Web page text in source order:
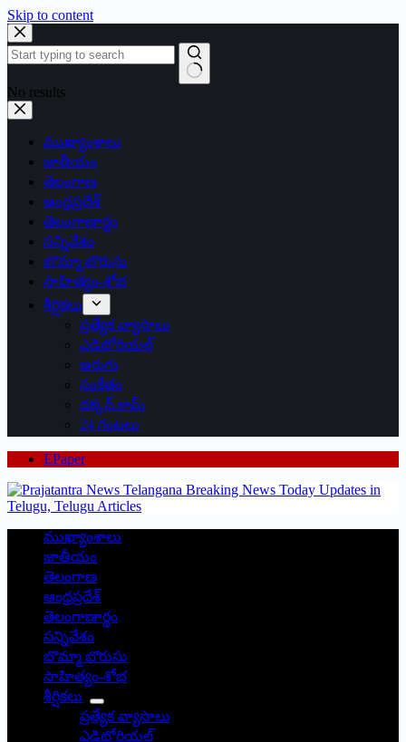
Skip to content
No results
ముఖ్యాంశాలు
జాతీయం
తెలంగాణ
ఆంధ్రప్రదేశ్
తెలంగాణార్థం
సన్నివేశం
బొమ్మా బొరుసు
సాహిత్యం-శోభ
శీర్షికలు
ప్రత్యేక వ్యాసాలు
ఎడిటోరియల్
అరుగు
సంకేతం
దక్కన్.కామ్
24 గంటలు
EPaper
ముఖ్యాంశాలు
జాతీయం
తెలంగాణ
ఆంధ్రప్రదేశ్
తెలంగాణార్థం
సన్నివేశం
బొమ్మా బొరుసు
సాహిత్యం-శోభ
శీర్షికలు
ప్రత్యేక వ్యాసాలు
ఎడిటోరియల్